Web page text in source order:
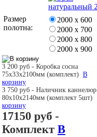
Размер
полотна:
2000 х 600
2000 х 700
2000 х 800
2000 х 900
3 200 руб - Коробка сосна
75х33х2100мм (комплект) В
корзину
3 750 руб - Наличник каннелюр
80х10х2140мм (комплект
корзину
17150 руб -
Комплект В